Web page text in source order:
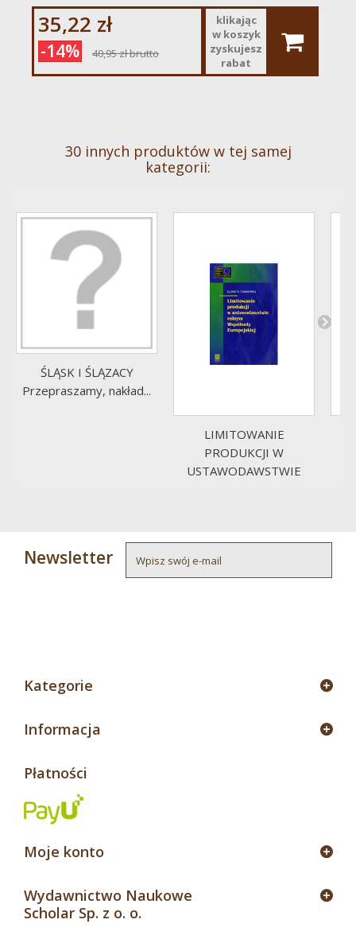
35,22 zł
-14% 40,95 złbrutto
klikając
w koszyk
zyskujesz
rabat
30 innych produktów w tej samej
kategorii:
ŚLĄSK I ŚLĄZACY
Przepraszamy, nakład...
LIMITOWANIE
PRODUKCJI W
USTAWODAWSTWIE
Newsletter
Kategorie
Informacja
Płatności
Moje konto
Wydawnictwo Naukowe
Scholar Sp. z o. o.